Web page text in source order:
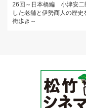
26回～日本橋編 小津安二
した老舗と伊勢商人の歴史
街歩き～